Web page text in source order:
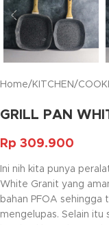
Home/ KITCHEN/
GRILL PAN
Rp 309.900
Ini nih kita punya
White Granit yang
bahan PFOA sehingga
mengelupas. Selain itu